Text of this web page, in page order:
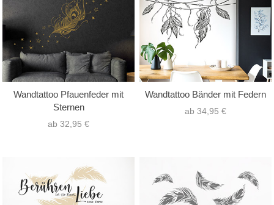
Wandtattoo Pfauenfeder mit
Sternen
ab 32,95 €
Wandtattoo Bänder mit Federn
ab 34,95 €